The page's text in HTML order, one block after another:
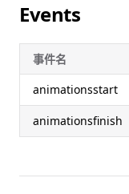
Events
事件名
animationsstart
animationsfinish